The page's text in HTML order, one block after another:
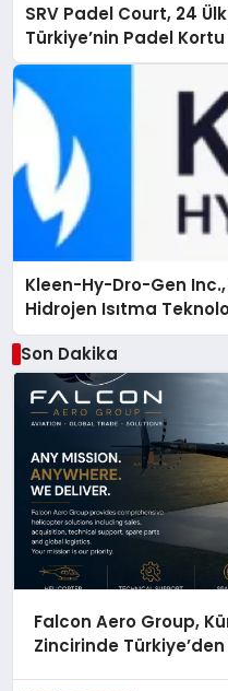
SRV Padel Court, 24
Türkiye’nin Padel
Kleen-Hy-Dro-Gen Inc.,
Hidrojen Isıtma
Düzenleyici Onaylarını
Son Dakika
Falcon Aero Group,
Zincirinde Türkiye’den